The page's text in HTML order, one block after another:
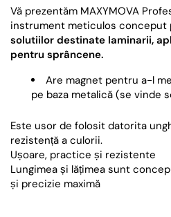
Vă prezentăm MAXYMOVA
instrument meticulos conceput
solutiilor destinate laminarii,
pentru sprâncene.
Are magnet pentru a-l
pe baza metalică (se vinde
Este usor de folosit datorita
rezistență a culorii.
Ușoare, practice și rezistente
Lungimea și lățimea sunt
și precizie maximă